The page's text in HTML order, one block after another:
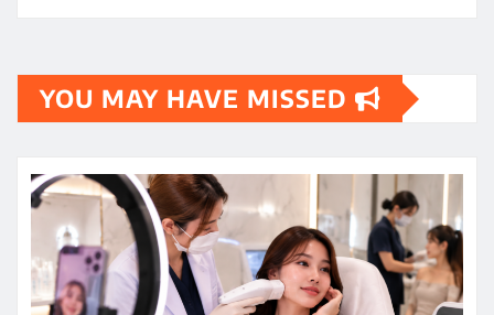
YOU MAY HAVE MISSED